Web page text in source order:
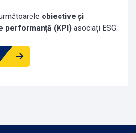
obiective și
performanță (KPI) asociați ESG.